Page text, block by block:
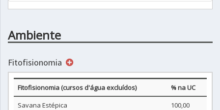
Ambiente
Fitofisionomia
Fitofisionomia (cursos d'água excluídos)
% na UC
Savana Estépica
100,00